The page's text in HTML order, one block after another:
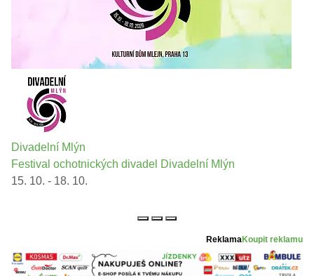
Divadelní Mlýn
Festival ochotnických divadel Divadelní Mlýn
15. 10. - 18. 10.
ReklamaKoupit reklamu